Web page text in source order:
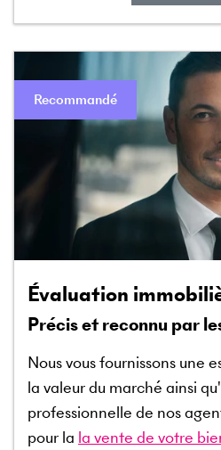
Recommandé
Évaluation
Précis et reconnu par
Nous vous fournissons une
la valeur du marché ainsi
professionnelle de nos
pour la la vente de votre